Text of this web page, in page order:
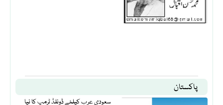
پاکستان
سعودی عرب کیلئے ڈونلڈ ٹرمپ کا نیا